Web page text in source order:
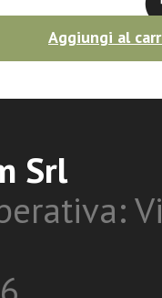
Aggiungi al
Srl